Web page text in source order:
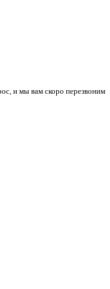
и мы вам скоро перезвоним